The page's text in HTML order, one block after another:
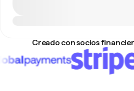
Creado con socios